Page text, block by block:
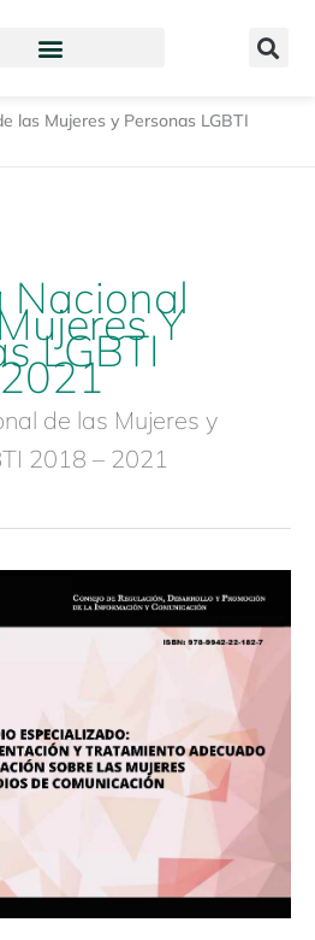
las Mujeres y Personas LGBTI
Nacional
Y
LGBTI
de las Mujeres y
2018 – 2021